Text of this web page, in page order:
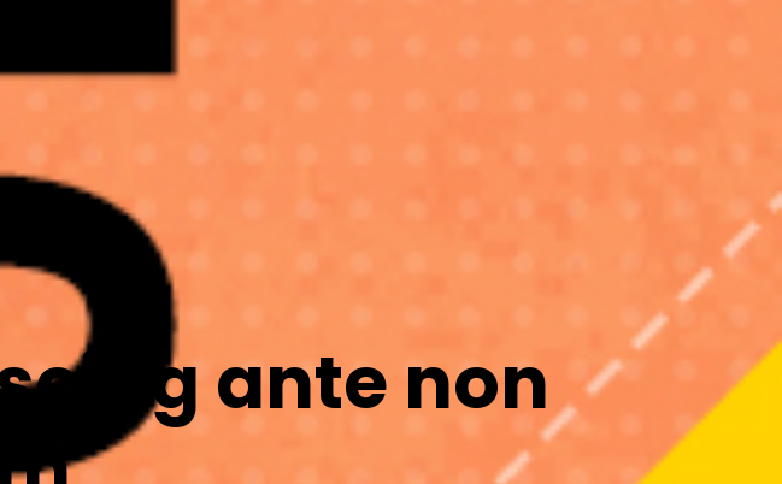
ante non